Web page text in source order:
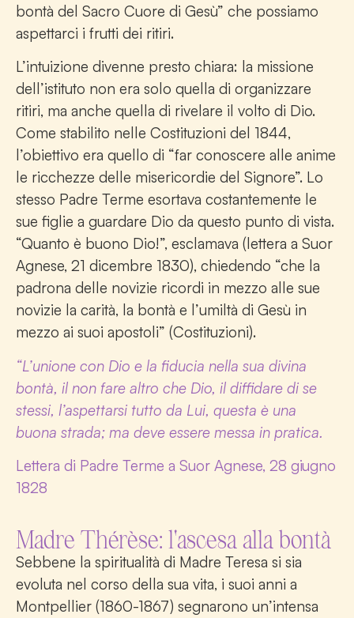
bontà del Sacro Cuore di Gesù” che possiamo
aspettarci i frutti dei ritiri.
L’intuizione divenne presto chiara: la missione
dell’istituto non era solo quella di organizzare
ritiri, ma anche quella di rivelare il volto di Dio.
Come stabilito nelle Costituzioni del 1844,
l’obiettivo era quello di “far conoscere alle anime
le ricchezze delle misericordie del Signore”. Lo
stesso Padre Terme esortava costantemente le
sue figlie a guardare Dio da questo punto di vista.
“Quanto è buono Dio!”, esclamava (lettera a Suor
Agnese, 21 dicembre 1830), chiedendo “che la
padrona delle novizie ricordi in mezzo alle sue
novizie la carità, la bontà e l’umiltà di Gesù in
mezzo ai suoi apostoli” (Costituzioni).
“L’unione con Dio e la fiducia nella sua divina
bontà, il non fare altro che Dio, il diffidare di se
stessi, l’aspettarsi tutto da Lui, questa è una
buona strada; ma deve essere messa in pratica.
Lettera di Padre Terme a Suor Agnese, 28 giugno
1828
Madre Thérèse: l'ascesa alla bontà
Sebbene la spiritualità di Madre Teresa si sia
evoluta nel corso della sua vita, i suoi anni a
Montpellier (1860-1867) segnarono un’intensa